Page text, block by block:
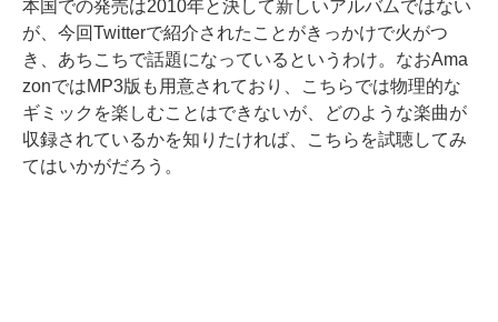
本国での発売は2010年と決して新しいアルバムではない
が、今回Twitterで紹介されたことがきっかけで火がつ
き、あちこちで話題になっているというわけ。なおAma
zonではMP3版も用意されており、こちらでは物理的な
ギミックを楽しむことはできないが、どのような楽曲が
収録されているかを知りたければ、こちらを試聴してみ
てはいかがだろう。